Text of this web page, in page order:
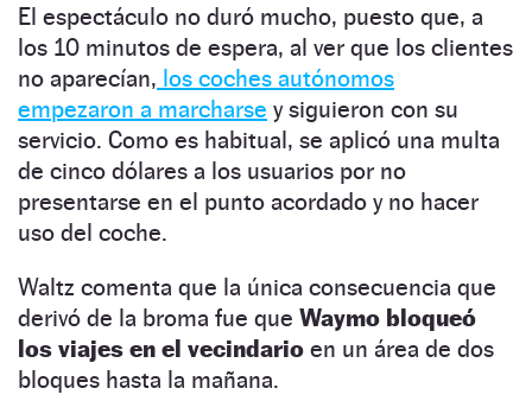
El espectáculo no duró mucho, puesto que, a
los 10 minutos de espera, al ver que los clientes
no aparecían, los coches autónomos
empezaron a marcharse y siguieron con su
servicio. Como es habitual, se aplicó una multa
de cinco dólares a los usuarios por no
presentarse en el punto acordado y no hacer
uso del coche.
Waltz comenta que la única consecuencia que
derivó de la broma fue que Waymo bloqueó
los viajes en el vecindario en un área de dos
bloques hasta la mañana.